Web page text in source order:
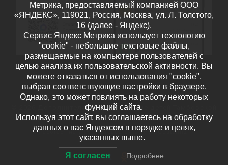
Дополнительное образование детей Тамбовской
области– Все права защищены
Работает наWP – Разработан вТема Customizr
Метрика, предоставляемый компанией ООО
«ЯНДЕКС», 119021, Россия, Москва, ул. Л. Толстого,
16 (далее - Яндекс).
Сервис Яндекс Метрика использует технологию
"cookie" - небольшие текстовые файлы,
размещаемые на компьютере пользователей с
целью анализа их пользовательской активности. Вы
можете отказаться от использования "cookie",
выбрав соответствующие настройки в браузере.
Однако, это может повлиять на работу некоторых
функций сайта.
Используя этот сайт, вы соглашаетесь на обработку
данных о вас Яндексом в порядке и целях,
указанных выше.
Я согласен Подробнее…